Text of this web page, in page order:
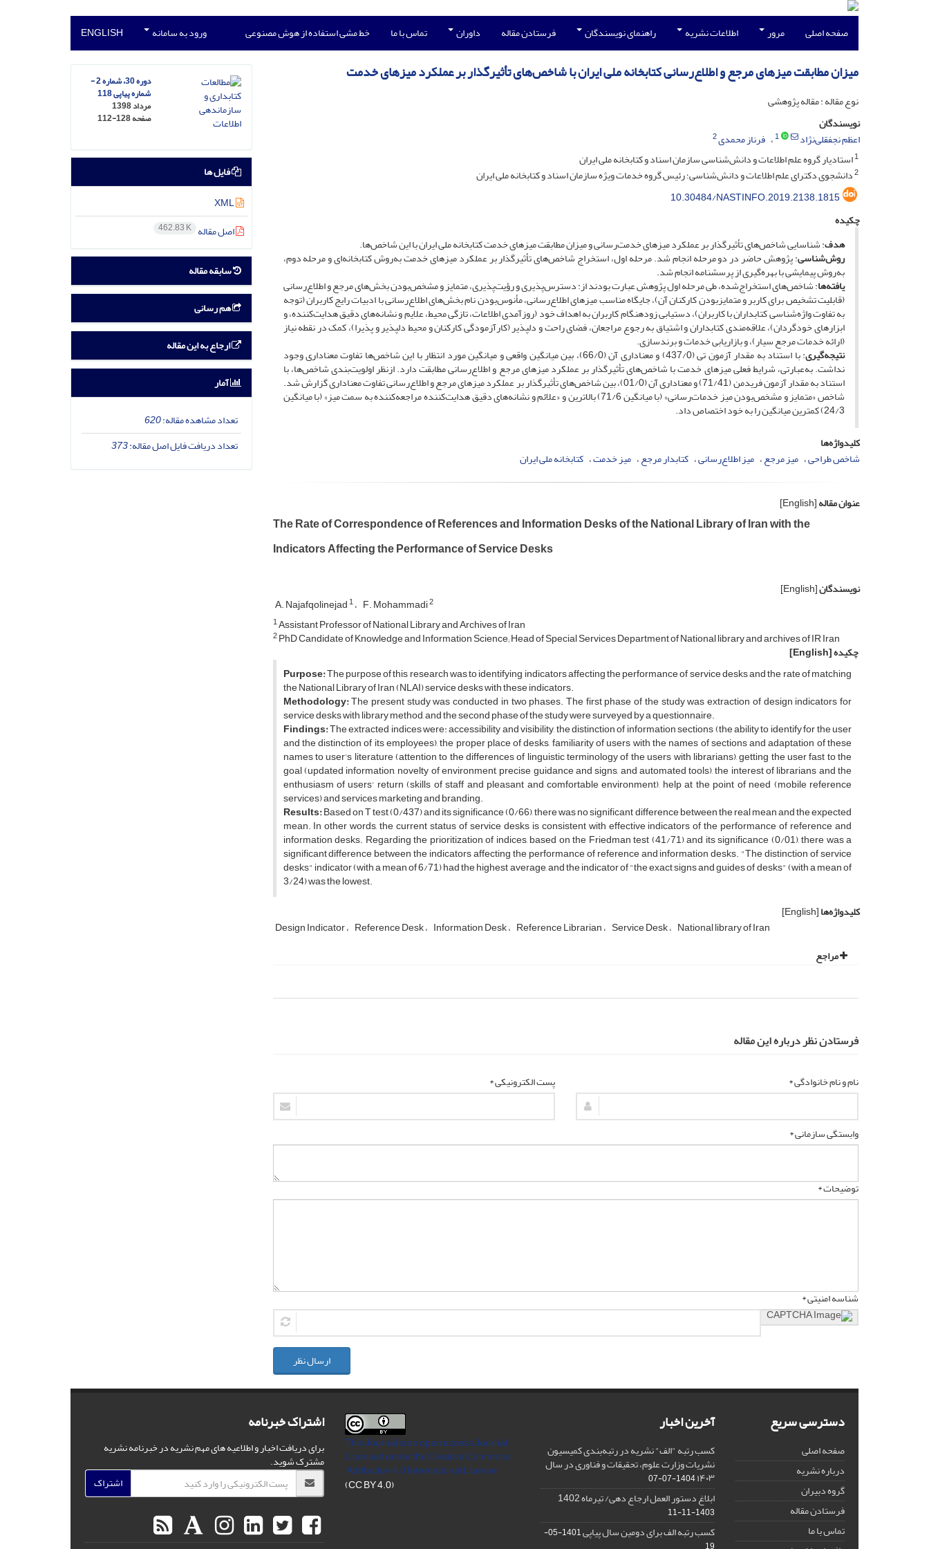
صفحه اصلی مرور اطلاعات نشریه راهنمای نویسندگان فرستادن مقاله داوران تماس با ما خط مشی استفاده از هوش مصنوعی ورود به سامانه ENGLISH
میزان مطابقت میزهای مرجع و اطلاع‌رسانی کتابخانه ملی ایران با شاخص‌های تأثیرگذار بر عملکرد میزهای خدمت
نوع مقاله : مقاله پژوهشی
نویسندگان
اعظم نجفقلی‌نژاد
1 فرناز محمدی2
1استادیار گروه علم اطلاعات و دانش‌شناسی سازمان اسناد و کتابخانه ملی ایران
2دانشجوی دکترای علم اطلاعات و دانش‌شناسی؛ رئیس گروه خدمات ویژه سازمان اسناد و کتابخانه ملی ایران
10.30484/NASTINFO.2019.2138.1815
چکیده
هدف: شناسایی شاخص‌های تأثیرگذار بر عملکرد میزهای خدمت‌رسانی و میزان مطابقت میزهای خدمت کتابخانه ملی ایران با این شاخص‌ها.
روش‌شناسی: پژوهش حاضر در دو مرحله انجام شد. مرحله اول، استخراج شاخص‌های تأثیرگذار بر عملکرد میزهای خدمت به‌روش کتابخانه‌ای و مرحله دوم،
به‌روش پیمایشی با بهره‌گیری از پرسشنامه انجام شد.
یافته‌ها: شاخص‌های استخراج‌شده، طی مرحله اول پژوهش عبارت بودند از: ‌دسترس‌پذیری‌ و رؤیت‌پذیری، متمایز و مشخص‌بودن بخش‌های مرجع و اطلاع‌رسانی
(قابلیت تشخیص برای کاربر و متمایزبودن کارکنان آن)، جایگاه مناسب میزهای اطلاع‌رسانی، مأنوس‌بودن نام بخش‌های اطلاع‌رسانی با ادبیات رایج کاربران (توجه
به تفاوت واژه‌شناسی کتابداران با کاربران)، دستیابی زودهنگام کاربران به اهداف خود (روزآمدی اطلاعات، تازگی محیط، علایم و نشانه‌های دقیق هدایت‌کننده، و
ابزارهای خودگردان)، علاقه‌مندی کتابداران و اشتیاق به رجوع مراجعان، فضای راحت و دلپذیر (کارآزمودگی کارکنان و محیط دلپذیر و پذیرا)، کمک در نقطه نیاز
(ارائه خدمات مرجع سیار)، و بازاریابی خدمات و برندسازی.
نتیجه‌گیری : با استناد به مقدار آزمون تی (437/0) و معنا‌داری آن (66/0)، بین میانگین واقعی و میانگین مورد انتظار با این شاخص‌ها تفاوت معناداری وجود
نداشت. به‌عبارتی، شرایط فعلی میزهای خدمت با شاخص‌های تأثیرگذار بر عملکرد میزهای مرجع و اطلاع‌رسانی مطابقت دارد. ازنظر اولویت‌بندی شاخص‌ها، با
استناد به مقدار آزمون فریدمن (71/41) و معنا‌داری آن (01/0)، بین شاخص‌های تأثیرگذار بر عملکرد میزهای مرجع و اطلاع‌رسانی تفاوت معناداری گزارش شد.
شاخص «متمایز و مشخص‌بودن میز خدمات‌رسانی» (با میانگین 71/6) بالاترین و «علائم و نشانه‌های دقیق هدایت‌کننده مراجعه‌کننده به سمت میز» (با میانگین
24/3) کمترین میانگین را به خود اختصاص داد.
کلیدواژه‌ها
شاخص طراحی میز مرجع میز اطلاع‌رسانی کتابدار مرجع میز خدمت کتابخانه ملی ایران
عنوان مقاله[English]
The Rate of Correspondence of References and Information Desks of the National Library of Iran with the
Indicators Affecting the Performance of Service Desks
نویسندگان[English]
A. Najafqolinejad1 F. Mohammadi2
1Assistant Professor of National Library and Archives of Iran
2PhD Candidate of Knowledge and Information Science; Head of Special Services Department of National library and archives of IR Iran
چکیده[English]
Purpose:The purpose of this research was to identifying indicators affecting the performance of service desks and the rate of matching
the National Library of Iran (NLAI) service desks with these indicators.
Methodology:The present study was conducted in two phases. The first phase of the study was extraction of design indicators for
service desks with library method, and the second phase of the study were surveyed by a questionnaire.
Findings:The extracted indices were: accessibility and visibility, the distinction of information sections (the ability to identify for the user
and the distinction of its employees), the proper place of desks, familiarity of users with the names of sections and adaptation of these
names to user's literature (attention to the differences of linguistic terminology of the users with librarians), getting the user fast to the
goal (updated information, novelty of environment, precise guidance and signs, and automated tools), the interest of librarians and the
enthusiasm of users' return (skills of staff and pleasant and comfortable environment), help at the point of need (mobile reference
services) and services marketing and branding.
Results:Based on T test (0/437) and its significance (0/66), there was no significant difference between the real mean and the expected
mean. In other words, the current status of service desks is consistent with effective indicators of the performance of reference and
information desks. Regarding the prioritization of indices, based on the Friedman test (41/71) and its significance (0/01), there was a
significant difference between the indicators affecting the performance of reference and information desks. "The distinction of service
desks" indicator (with a mean of 6/71) had the highest average, and the indicator of "the exact signs and guides of desks" (with a mean of
3/24) was the lowest.
کلیدواژه‌ها[English]
Design Indicator Reference Desk Information Desk Reference Librarian Service Desk National library of Iran
مراجع
فرستادن نظر درباره این مقاله
نام و نام خانوادگی * پست الکترونیکی *
وابستگی سازمانی *
توضیحات *
شناسه امنیتی *
ارسال نظر
دوره 30، شماره 2 -
شماره پیاپی 118
مرداد 1398
صفحه112-128
فایل ها
XML
اصل مقاله 462.83 K
سابقه مقاله
هم رسانی
ارجاع به این مقاله
آمار
تعداد مشاهده مقاله:620
تعداد دریافت فایل اصل مقاله:373
دسترسی سریع
صفحه اصلی
درباره نشریه
گروه دبیران
فرستادن مقاله
تماس با ما
آخرین اخبار
کسب رتبه "الف" نشریه در رتبه‌بندی کمیسیون
نشریات وزارت علوم، تحقیقات و فناوری در سال
۱۴۰۳1404-07-07
ابلاغ دستور العمل ارجاع دهی/ تیرماه 1402
1403-11-11
کسب رتبه الف برای دومین سال پیاپی
1401-05-
This Journal is an open access Journal
Licensedunder the Creative Commons
Attribution 4.0 International License
(CC BY 4.0)
اشتراک خبرنامه
برای دریافت اخبار و اطلاعیه های مهم نشریه در خبرنامه نشریه
مشترک شوید.
اشتراک